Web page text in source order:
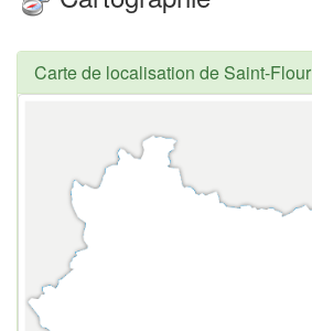
Carte de localisation de Saint-Flour